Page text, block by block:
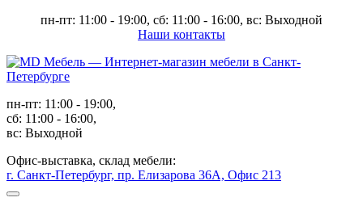
пн-пт: 11:00 - 19:00, сб: 11:00 - 16:00, вс: Выходной
Наши контакты
пн-пт: 11:00 - 19:00,
сб: 11:00 - 16:00,
вс: Выходной
Офис-выставка, склад мебели:
г. Санкт-Петербург, пр. Елизарова 36А, Офис 213